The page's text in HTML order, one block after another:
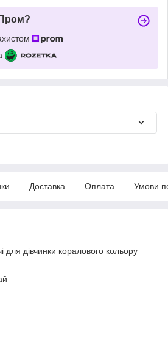
Доставка Оплата Умови
для дівчинки коралового кольору